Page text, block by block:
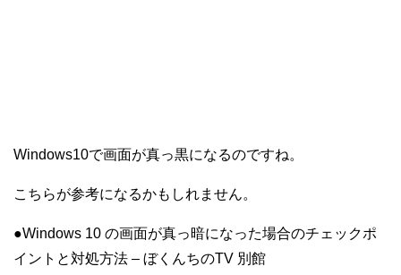
Windows10で画面が真っ黒になるのですね。
こちらが参考になるかもしれません。
●Windows 10 の画面が真っ暗になった場合のチェックポ
イントと対処方法 – ぼくんちのTV 別館